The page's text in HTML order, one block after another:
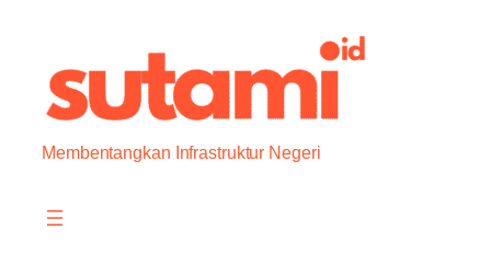
content
Membentangkan Infrastruktur Negeri